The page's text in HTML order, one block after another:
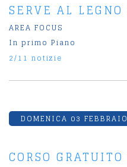
SERVE AL LEGNO
AREA FOCUS
In primo Piano
2/11 notizie
DOMENICA 03
CORSO